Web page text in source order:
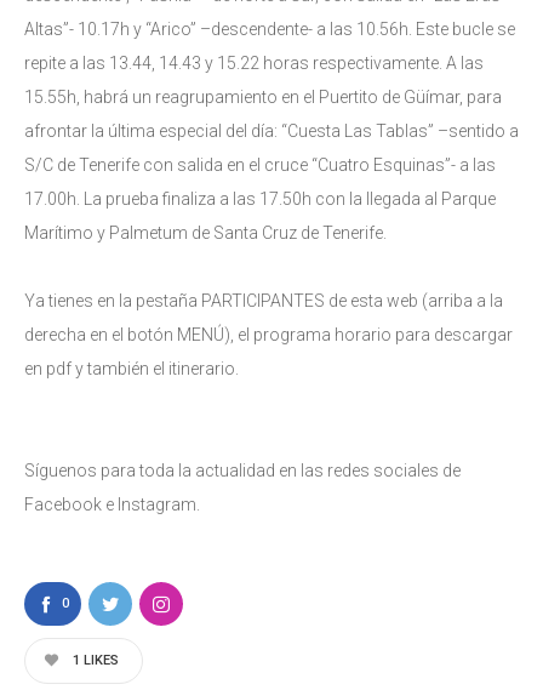
Altas”- 10.17h y “Arico” –descendente- a las 10.56h. Este bucle se
repite a las 13.44, 14.43 y 15.22 horas respectivamente. A las
15.55h, habrá un reagrupamiento en el Puertito de Güímar, para
afrontar la última especial del día: “Cuesta Las Tablas” –sentido a
S/C de Tenerife con salida en el cruce “Cuatro Esquinas”- a las
17.00h. La prueba finaliza a las 17.50h con la llegada al Parque
Marítimo y Palmetum de Santa Cruz de Tenerife.
Ya tienes en la pestaña PARTICIPANTES de esta web (arriba a la
derecha en el botón MENÚ), el programa horario para descargar
en pdf y también el itinerario.
Síguenos para toda la actualidad en las redes sociales de
Facebook e Instagram.
0
1 LIKES